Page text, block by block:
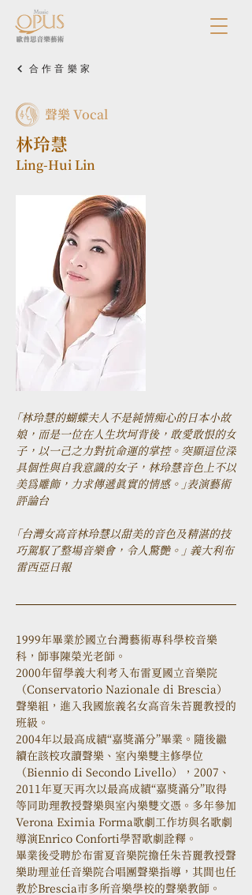
合作音樂家
聲樂 Vocal
林玲慧
Ling-Hui Lin
「林玲慧的蝴蝶夫人不是純情痴心的日本小故
娘，而是一位在人生坎坷背後，敢愛敢恨的女
子，以一己之力對抗命運的掌控。突顯這位深
具個性與自我意識的女子，林玲慧音色上不以
美為雕飾，力求傳遞真實的情感。」表演藝術
評論台
「台灣女高音林玲慧以甜美的音色及精湛的技
巧駕馭了整場音樂會，令人驚艷。」 義大利布
雷西亞日報
1999年畢業於國立台灣藝術專科學校音樂
科，師事陳榮光老師。
2000年留學義大利考入布雷夏國立音樂院
（Conservatorio Nazionale di Brescia）
聲樂組，進入我國旅義名女高音朱苔麗教授的
班級。
2004年以最高成績“嘉獎滿分”畢業。隨後繼
續在該校攻讀聲樂、室內樂雙主修學位
（Biennio di Secondo Livello），2007、
2011年夏天再次以最高成績“嘉獎滿分”取得
等同助理教授聲樂與室內樂雙文憑。多年參加
Verona Eximia Forma歌劇工作坊與名歌劇
導演Enrico Conforti學習歌劇詮釋。
畢業後受聘於布雷夏音樂院擔任朱苔麗教授聲
樂助理並任音樂院合唱團聲樂指導，其間也任
教於Brescia市多所音樂學校的聲樂教師。